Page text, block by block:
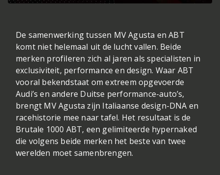
De samenwerking tussen MV Agusta en ABT
komt niet helemaal uit de lucht vallen. Beide
merken profileren zich al jaren als specialisten in
exclusiviteit, performance en design. Waar ABT
vooral bekendstaat om extreem opgevoerde
Audi’s en andere Duitse performance-auto’s,
brengt MV Agusta zijn Italiaanse design-DNA en
racehistorie mee naar tafel. Het resultaat is de
Brutale 1000 ABT, een gelimiteerde hypernaked
die volgens beide merken het beste van twee
werelden moet samenbrengen.